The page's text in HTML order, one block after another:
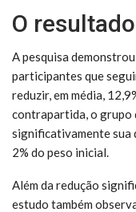
O
A pesquisa
participantes que
reduzir, em média,
contrapartida, o grupo
significativamente sua
2% do peso inicial.
Além da redução
estudo também